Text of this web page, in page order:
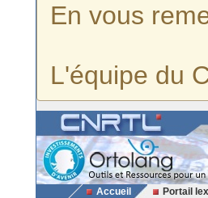
En vous
L'équipe du
Accueil Portail